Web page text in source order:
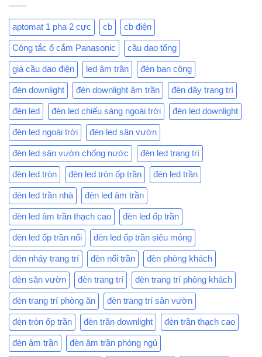
aptomat 1 pha 2 cực cb cb điện
Công tắc ổ cắm Panasonic cầu dao tổng
giá cầu dao điện led âm trần đèn ban công
đèn downlight đèn downlight âm trần đèn dây trang trí
đèn led đèn led chiếu sáng ngoài trời đèn led downlight
đèn led ngoài trời đèn led sân vườn
đèn led sân vườn chống nước đèn led trang trí
đèn led tròn đèn led tròn ốp trần đèn led trần
đèn led trần nhà đèn led âm trần
đèn led âm trần thạch cao đèn led ốp trần
đèn led ốp trần nổi đèn led ốp trần siêu mỏng
đèn nháy trang trí đèn nổi trần đèn phòng khách
đèn sân vườn đèn trang trí đèn trang trí phòng khách
đèn trang trí phòng ăn đèn trang trí sân vườn
đèn tròn ốp trần đèn trần downlight đèn trần thạch cao
đèn âm trần đèn âm trần phòng ngủ